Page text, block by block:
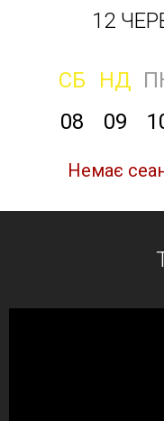
12
СБ НД
08
09
Немає